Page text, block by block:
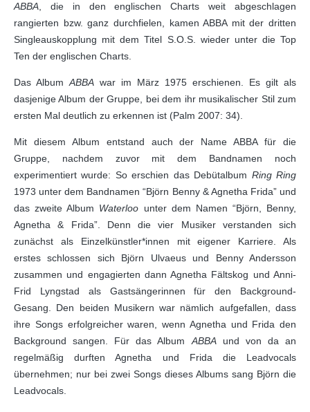
ABBA , die in den englischen Charts weit abgeschlagen
rangierten bzw. ganz durchfielen, kamen ABBA mit der dritten
Singleauskopplung mit dem Titel S.O.S. wieder unter die Top
Ten der englischen Charts.
Das Album ABBA war im März 1975 erschienen. Es gilt als
dasjenige Album der Gruppe, bei dem ihr musikalischer Stil zum
ersten Mal deutlich zu erkennen ist (Palm 2007: 34).
Mit diesem Album entstand auch der Name ABBA für die
Gruppe, nachdem zuvor mit dem Bandnamen noch
experimentiert wurde: So erschien das Debütalbum Ring Ring
1973 unter dem Bandnamen “Björn Benny & Agnetha Frida” und
das zweite Album Waterloo unter dem Namen “Björn, Benny,
Agnetha & Frida”. Denn die vier Musiker verstanden sich
zunächst als Einzelkünstler*innen mit eigener Karriere. Als
erstes schlossen sich Björn Ulvaeus und Benny Andersson
zusammen und engagierten dann Agnetha Fältskog und Anni-
Frid Lyngstad als Gastsängerinnen für den Background-
Gesang. Den beiden Musikern war nämlich aufgefallen, dass
ihre Songs erfolgreicher waren, wenn Agnetha und Frida den
Background sangen. Für das Album ABBAund von da an
regelmäßig durften Agnetha und Frida die Leadvocals
übernehmen; nur bei zwei Songs dieses Albums sang Björn die
Leadvocals.